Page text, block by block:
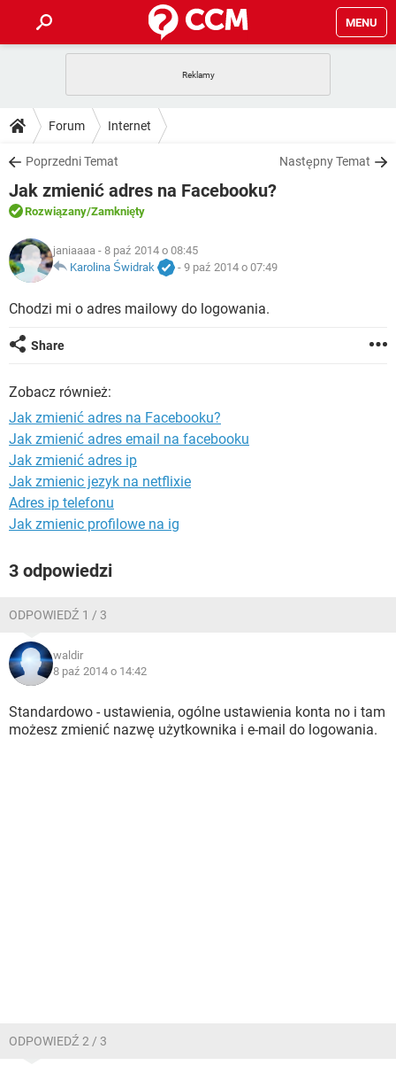
MENU
GRY
SPOTIFY
INSTAGRAM FACEBOOK
WINDOWS 10
PORADY
PlayStation
SPOTIFY
INSTAGRAM
WINDOWS 10
DO POBRANIA
ANDROID TIKTOK
GRY
IOS
INSTAGRAM
WINDOWS 10
FORUM
COVID-19
GRY WHATSAPP
ARTYKUŁY
COVID-19
GRY WHATSAPP
SPOTIFY
Forum Internet
Poprzedni Temat Następny Temat
Jak zmienić adres na Facebooku?
Rozwiązany/Zamknięty
janiaaaa - 8 paź 2014 o 08:45
Karolina Świdrak
- 9 paź 2014 o 07:49
Chodzi mi o adres mailowy do logowania.
Share
Zobacz również:
Jak zmienić adres na Facebooku?
Jak zmienić adres email na facebooku
Jak zmienić adres ip
Jak zmienic jezyk na netflixie
Adres ip telefonu
Jak zmienic profilowe na ig
3 odpowiedzi
ODPOWIEDŹ 1 / 3
waldir
8 paź 2014 o 14:42
Standardowo - ustawienia, ogólne ustawienia konta no i tam
możesz zmienić nazwę użytkownika i e-mail do logowania.
ODPOWIEDŹ 2 / 3